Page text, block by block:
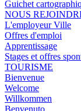
Guichet
NOUS
L'employeur Ville
Offres d'emploi
Apprentissage
Stages et offres
TOURISME
Bienvenue
Welcome
Willkommen